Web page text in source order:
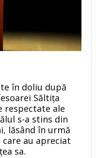
în doliu după
Săltița
respectate ale
s-a stins din
lăsând în urmă
care au apreciat
sa.